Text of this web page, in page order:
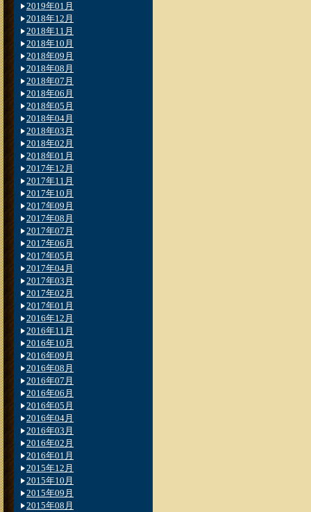
2019年01月
2018年12月
2018年11月
2018年10月
2018年09月
2018年08月
2018年07月
2018年06月
2018年05月
2018年04月
2018年03月
2018年02月
2018年01月
2017年12月
2017年11月
2017年10月
2017年09月
2017年08月
2017年07月
2017年06月
2017年05月
2017年04月
2017年03月
2017年02月
2017年01月
2016年12月
2016年11月
2016年10月
2016年09月
2016年08月
2016年07月
2016年06月
2016年05月
2016年04月
2016年03月
2016年02月
2016年01月
2015年12月
2015年10月
2015年09月
2015年08月